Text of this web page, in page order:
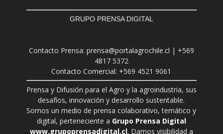
GRUPO PRENSA DIGITAL
Contacto Prensa: prensa@portalagrochile.cl | +569
4817 5372
Contacto Comercial: +569 4521 9061
Prensa y Difusión para el Agro y la agroindustria, sus
desafíos, innovación y desarrollo sustentable.
Somos un medio de prensa colaborativo, temático y
digital, perteneciente a Grupo Prensa Digital
www.grupoprensadigital.cl. Damos visibilidad a